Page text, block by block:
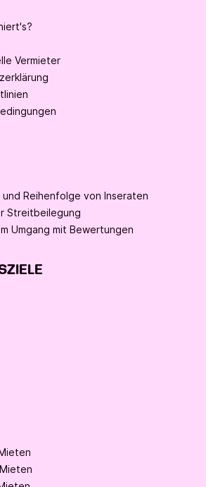
Vermieter
Reihenfolge von Inseraten
Streitbeilegung
Umgang mit Bewertungen